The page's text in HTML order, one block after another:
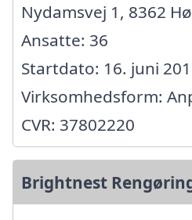
Nydamsvej 1, 8362
Ansatte: 36
Startdato: 16. juni
Virksomhedsform:
CVR: 37802220
Brightnest